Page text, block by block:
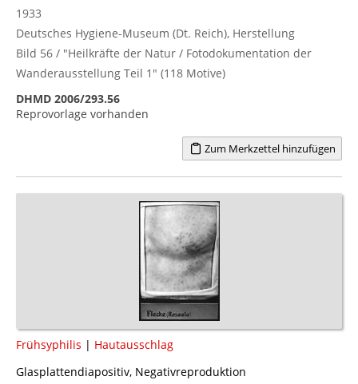
1933
Deutsches Hygiene-Museum (Dt. Reich), Herstellung
Bild 56 / "Heilkräfte der Natur / Fotodokumentation der
Wanderausstellung Teil 1" (118 Motive)
DHMD 2006/293.56
Reprovorlage vorhanden
Zum Merkzettel hinzufügen
Frühsyphilis | Hautausschlag
Glasplattendiapositiv, Negativreproduktion